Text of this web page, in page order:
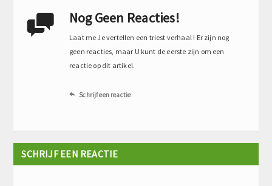
 Nog Geen Reacties!
Laat me Je vertellen een triest verhaal ! Er zijn nog
geen reacties, maar U kunt de eerste zijn om een
reactie op dit artikel.
 Schrijf een reactie
SCHRIJF EEN REACTIE